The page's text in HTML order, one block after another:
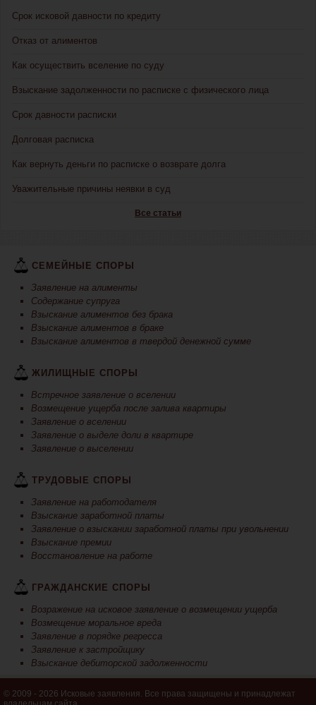
Срок исковой давности по кредиту
Отказ от алиментов
Как осуществить вселение по суду
Взыскание задолженности по расписке с физического лица
Срок давности расписки
Долговая расписка
Как вернуть деньги по расписке о возврате долга
Уважительные причины неявки в суд
Все статьи
СЕМЕЙНЫЕ СПОРЫ
Заявление на алименты
Содержание супруга
Взыскание алиментов без брака
Взыскание алиментов в браке
Взыскание алиментов в твердой денежной сумме
ЖИЛИЩНЫЕ СПОРЫ
Встречное заявление о вселении
Возмещение ущерба после залива квартиры
Заявление о вселении
Заявление о выделе доли в квартире
Заявление о выселении
ТРУДОВЫЕ СПОРЫ
Заявление на работодателя
Взыскание заработной платы
Заявление о взыскании заработной платы при увольнении
Взыскание премии
Восстановление на работе
ГРАЖДАНСКИЕ СПОРЫ
Возражение на исковое заявление о возмещении ущерба
Возмещение моральное вреда
Заявление в порядке регресса
Заявление к застройщику
Взыскание дебиторской задолженности
© 2009 - 2026 Исковые заявления. Все права защищены и принадлежат